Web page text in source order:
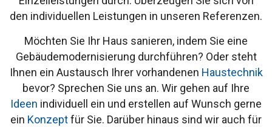
den individuellen Leistungen in unseren Referenzen.
Möchten Sie Ihr Haus sanieren, indem Sie eine
Gebäudemodernisierung durchführen? Oder steht
Ihnen ein Austausch Ihrer vorhandenen Haustechnik
bevor? Sprechen Sie uns an. Wir gehen auf Ihre
Ideen individuell ein und erstellen auf Wunsch gerne
ein Konzeptfür Sie. Darüber hinaus sind wir auch für